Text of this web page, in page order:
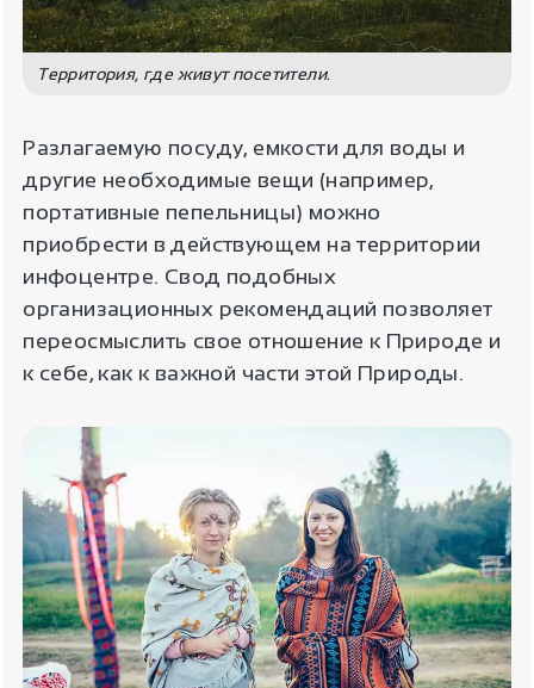
Территория, где живут посетители.
Разлагаемую посуду, емкости для воды и
другие необходимые вещи (например,
портативные пепельницы) можно
приобрести в действующем на территории
инфоцентре. Свод подобных
организационных рекомендаций позволяет
переосмыслить свое отношение к Природе и
к себе, как к важной части этой Природы.